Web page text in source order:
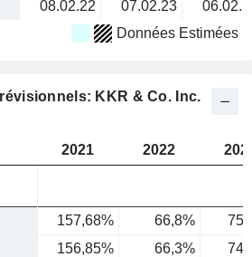
08.02.22 07.02.23
Données Estimées
KKR & Co. Inc.
2021 2022
157,68% 66,8%
156,85% 66,3%